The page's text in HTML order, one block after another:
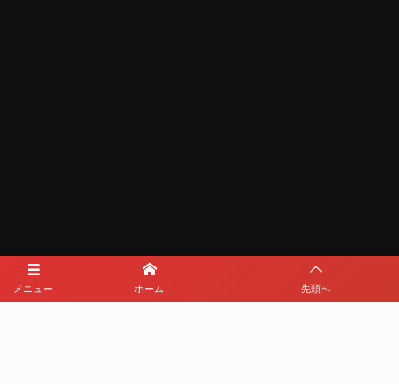
メニュー ホーム 先頭へ